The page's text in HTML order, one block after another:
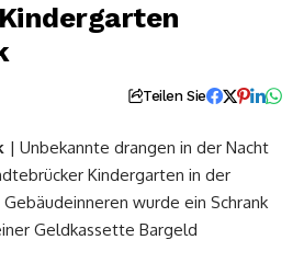
Teilen Sie
| Unbekannte drangen in der Nacht
Kindergarten in der
wurde ein Schrank
Geldkassette Bargeld